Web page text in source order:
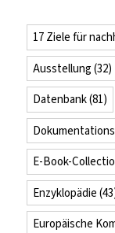
17 Ziele für
Ausstellung (32)
Datenbank(81)
E-Book-
Enzyklopädie
Europäische